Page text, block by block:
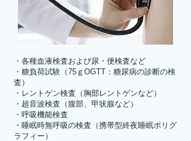
・各種血液検査および尿・便検査など
・糖負荷試験（75ｇOGTT：糖尿病の診断の検
査）
・レントゲン検査（胸部レントゲンなど）
・超音波検査（腹部、甲状腺など）
・呼吸機能検査
・睡眠時無呼吸の検査（携帯型終夜睡眠ポリグ
ラフィー）